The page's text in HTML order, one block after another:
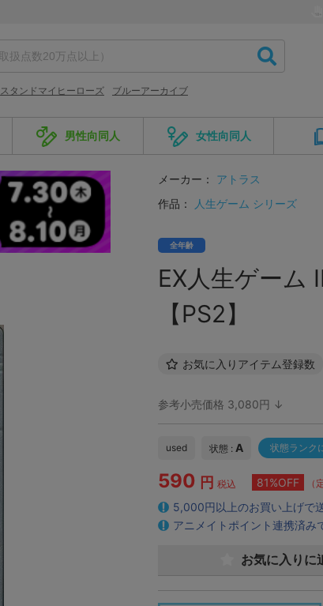
スタンドマイヒーローズ ブルーアーカイブ
男性向同人 女性向同人
メーカー：
アトラス
作品：
人生ゲーム シリーズ
全年齢
EX人生ゲーム
【PS2】
お気に入りアイテム登録数
参考小売価格 3,080円 ↓
used 状態 : A 状態ランク
590 円 税込 81%OFF （
5,000円以上のお買い上げで
アニメイトポイント連携済み
お気に入りに